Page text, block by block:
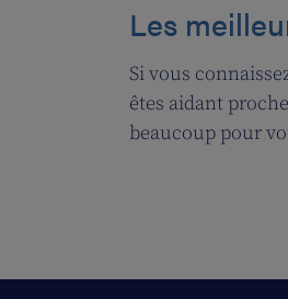
Les
Si vous
êtes aidant
beaucoup pour